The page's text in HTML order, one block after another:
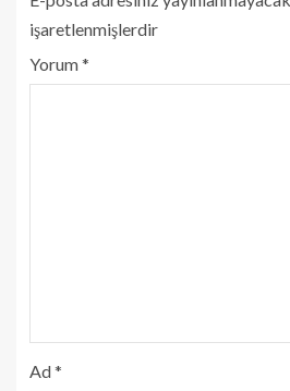
işaretlenmişlerdir
Yorum*
Ad*